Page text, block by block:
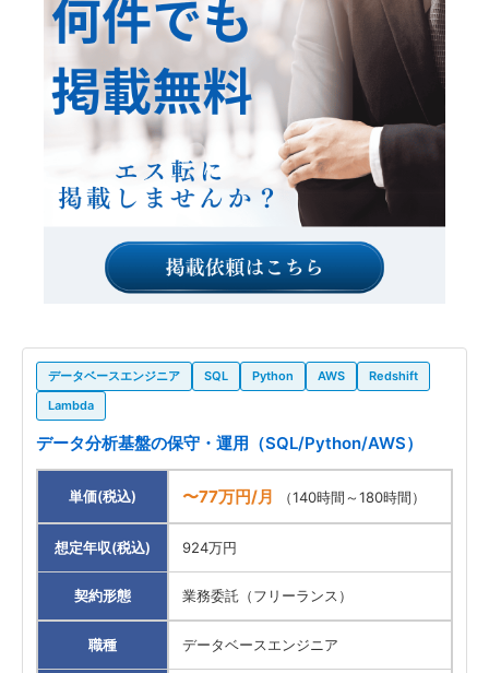
データベースエンジニア SQL Python AWS
Redshift
Lambda
データ分析基盤の保守・運用（SQL/Python/AWS）
単価(税込) 〜77万円/月 （140時間～180時間）
想定年収(税込) 924万円
契約形態 業務委託（フリーランス）
職種 データベースエンジニア